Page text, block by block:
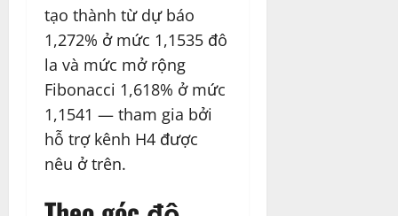
tạo thành từ dự báo
1,272% ở mức 1,1535 đô
la và mức mở rộng
Fibonacci 1,618% ở mức
1,1541 — tham gia bởi
hỗ trợ kênh H4 được
nêu ở trên.